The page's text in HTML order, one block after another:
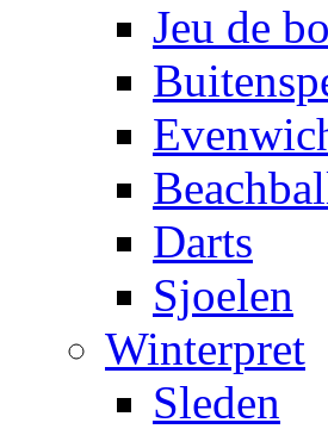
Jeu de
Darts
Sjoelen
Winterpret
Sleden